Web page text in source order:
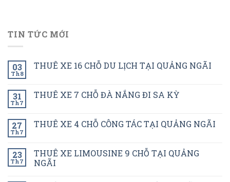
TIN TỨC MỚI
03
Th8
THUÊ XE 16 CHỖ DU LỊCH TẠI QUẢNG NGÃI
31
Th7
THUÊ XE 7 CHỖ ĐÀ NẮNG ĐI SA KỲ
27
Th7
THUÊ XE 4 CHỖ CÔNG TÁC TẠI QUẢNG NGÃI
23
Th7
THUÊ XE LIMOUSINE 9 CHỖ TẠI QUẢNG
NGÃI